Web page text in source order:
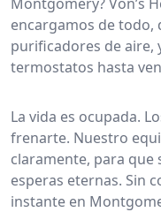
encargamos de todo,
purificadores de aire,
termostatos hasta
La vida es ocupada.
frenarte. Nuestro
claramente, para que
esperas eternas. Sin
instante en